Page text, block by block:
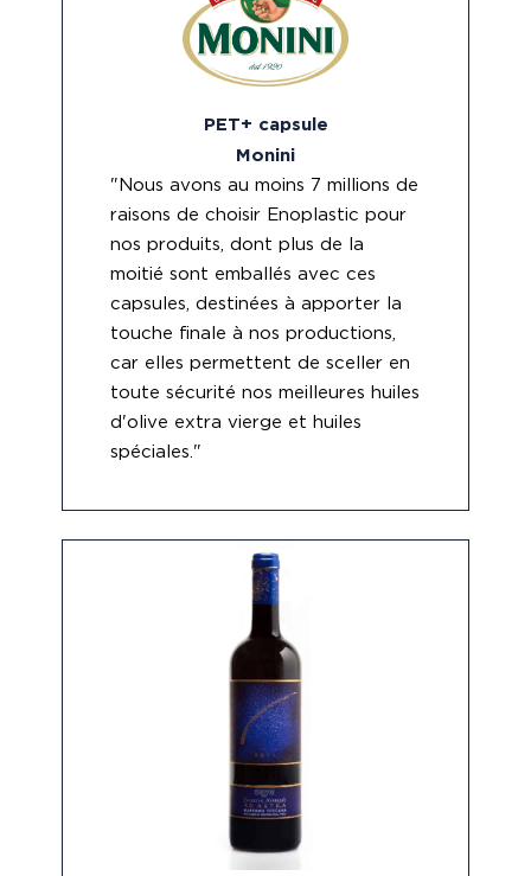
PET+ capsule
Monini
"Nous avons au moins 7 millions de
raisons de choisir Enoplastic pour
nos produits, dont plus de la
moitié sont emballés avec ces
capsules, destinées à apporter la
touche finale à nos productions,
car elles permettent de sceller en
toute sécurité nos meilleures huiles
d'olive extra vierge et huiles
spéciales."